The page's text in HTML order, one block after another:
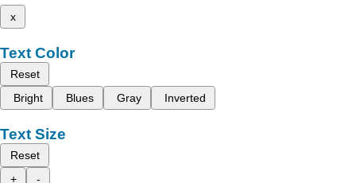
x
Text Color
Reset
Bright
Blues Gray Inverted
Text Size
Reset
+
-